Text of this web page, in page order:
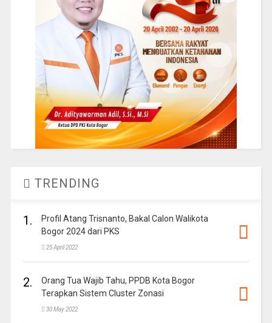
TRENDING
1.
Profil Atang Trisnanto, Bakal Calon Walikota
Bogor 2024 dari PKS
25 April 2022
2.
Orang Tua Wajib Tahu, PPDB Kota Bogor
Terapkan Sistem Cluster Zonasi
30 May 2022